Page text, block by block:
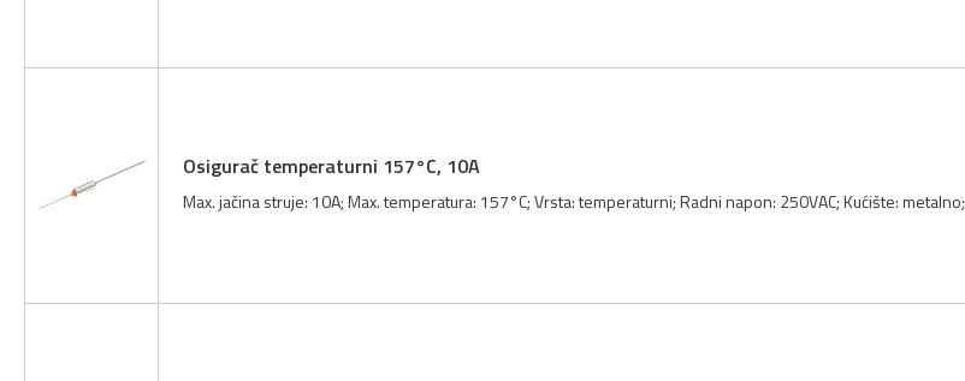
Osigurač temperaturni 157°C, 10A
Max. jačina struje: 10A; Max. temperatura: 157°C; Vrsta: temperaturni; Radni napon: 250VAC; Kućište: metalno;